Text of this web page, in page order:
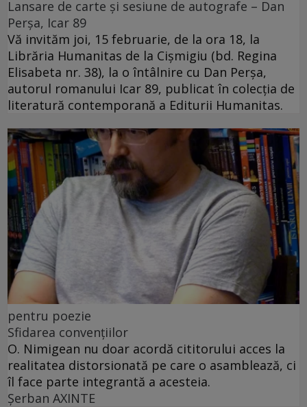
Lansare de carte și sesiune de autografe – Dan
Perșa, Icar 89
Vă invităm joi, 15 februarie, de la ora 18, la
Librăria Humanitas de la Cişmigiu (bd. Regina
Elisabeta nr. 38), la o întâlnire cu Dan Perșa,
autorul romanului Icar 89, publicat în colecția de
literatură contemporană a Editurii Humanitas.
pentru poezie
Sfidarea convențiilor
O. Nimigean nu doar acordă cititorului acces la
realitatea distorsionată pe care o asamblează, ci
îl face parte integrantă a acesteia.
Şerban AXINTE